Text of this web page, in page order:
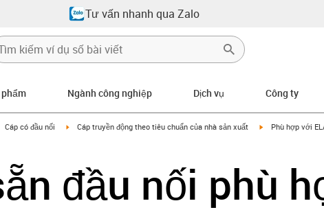
Tư vấn nhanh qua Zalo
Ngành công nghiệp Dịch vụ Công ty
icon-arrow-right
Cáp có đầu nối igus-icon-arrow-right
Cáp truyền động theo tiêu chuẩn của nhà sản xuất igus-icon-arrow-
Phù hợp với
đầu nối phù